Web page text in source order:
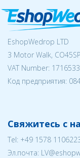
EshopWedrop LTD
3 Motor Walk,
VAT Number:
Код предприятия:
Свяжитесь с
Tel: +49 1578
Эл.почта: